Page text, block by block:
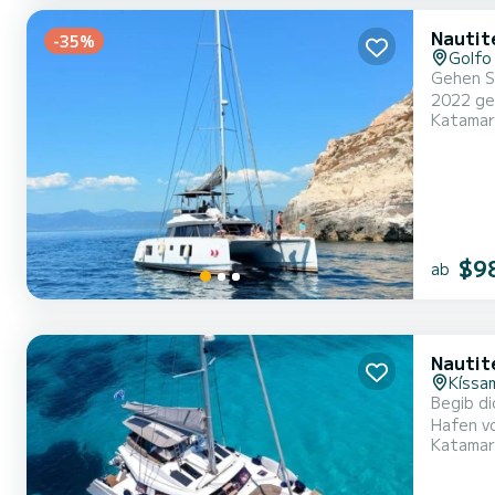
-35%
Golfo
Gehen Sie
2022 gebaut,
von 11
ab
Begib
Hafen
für eine